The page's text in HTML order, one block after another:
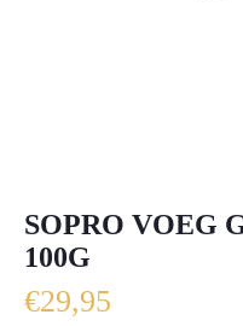
SOPRO VOEG
100G
€29,95